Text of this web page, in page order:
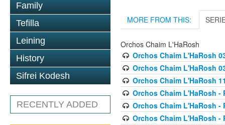
Family
Tefilla
Leining
History
Sifrei Kodesh
RECENTLY ADDED
MORE FROM THIS:
Orchos Chaim L'HaRosh
Orchos Chaim L'HaRosh
Orchos Chaim L'HaRosh
Orchos Chaim L'HaRosh
Orchos Chaim L'HaRosh -
Orchos Chaim L'HaRosh -
Orchos Chaim L'HaRosh -